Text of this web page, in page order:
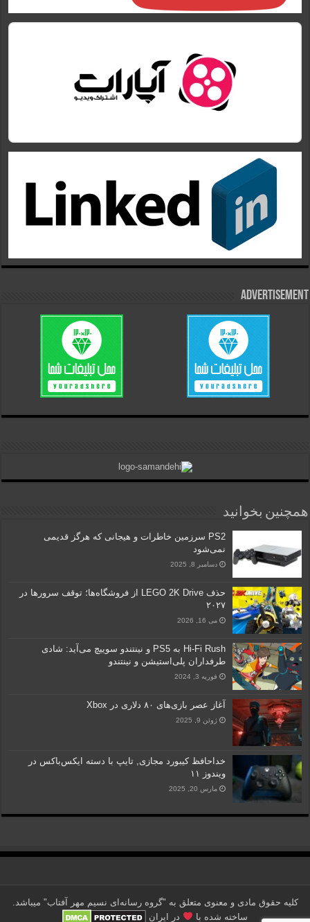
Advertisement
همچنین بخوانید
PS2 سرزمین خاطرات و هیجانی که هرگز قدیمی
نمی‌شود
دسامبر 8, 2025
حذف LEGO 2K Drive از فروشگاه‌ها؛ توقف سرورها در
۲۰۲۷
می 16, 2026
Hi-Fi Rush به PS5 و نینتندو سوییچ می‌آید: شادی
طرفداران پلی‌استیشن و نینتندو
فوریه 3, 2024
آغاز عصر بازی‌های ۸۰ دلاری در Xbox
ژوئن 9, 2025
خداحافظ کیبورد مجازی, تایپ با دسته ایکس‌باکس در
ویندوز ۱۱
مارس 20, 2025
کلیه حقوق مادی و معنوی متعلق به "گروه رسانه‌ای نسیم مهر آفتاب" می‎باشد.
ساخته شده با
در ایران